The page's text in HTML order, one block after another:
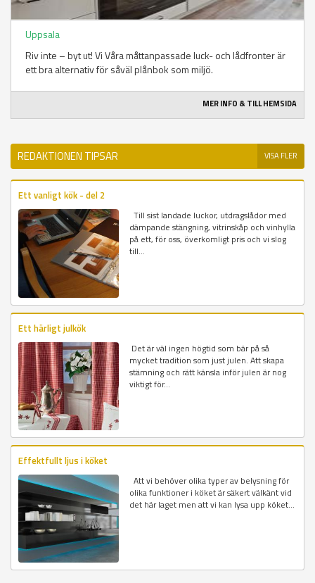
Uppsala
Riv inte – byt ut! Vi Våra måttanpassade luck- och lådfronter är
ett bra alternativ för såväl plånbok som miljö.
MER INFO & TILL HEMSIDA
REDAKTIONEN TIPSAR VISA FLER
Ett vanligt kök - del 2
Till sist landade luckor, utdragslådor med
dämpande stängning, vitrinskåp och vinhylla
på ett, för oss, överkomligt pris och vi slog
till...
Ett härligt julkök
Det är väl ingen högtid som bär på så
mycket tradition som just julen. Att skapa
stämning och rätt känsla inför julen är nog
viktigt för...
Effektfullt ljus i köket
Att vi behöver olika typer av belysning för
olika funktioner i köket är säkert välkänt vid
det här laget men att vi kan lysa upp köket...